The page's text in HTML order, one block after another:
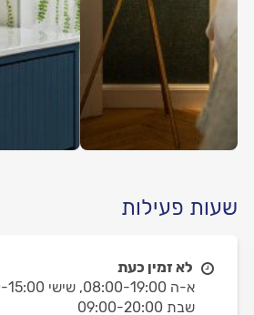
שעות פעילות
לא זמין כעת
א-ה 08:00-19:00,
שישי 09:00-15:00,
שבת 09:00-20:00